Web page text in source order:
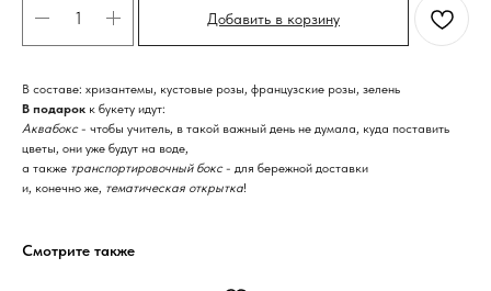
Добавить в корзину
В составе: хризантемы, кустовые розы, французские розы, зелень
В подарок к букету идут:
Аквабокс- чтобы учитель, в такой важный день не думала, куда поставить
цветы, они уже будут на воде,
а также транспортировочный бокс- для бережной доставки
и, конечно же, тематическая открытка!
Смотрите также